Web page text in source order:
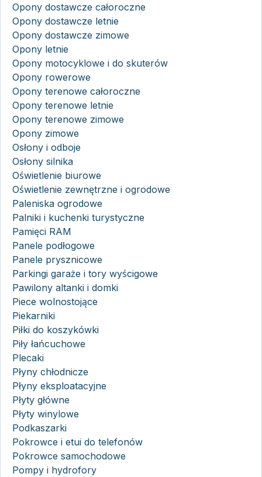
Opony dostawcze całoroczne
Opony dostawcze letnie
Opony dostawcze zimowe
Opony letnie
Opony motocyklowe i do skuterów
Opony rowerowe
Opony terenowe całoroczne
Opony terenowe letnie
Opony terenowe zimowe
Opony zimowe
Osłony i odboje
Osłony silnika
Oświetlenie biurowe
Oświetlenie zewnętrzne i ogrodowe
Paleniska ogrodowe
Palniki i kuchenki turystyczne
Pamięci RAM
Panele podłogowe
Panele prysznicowe
Parkingi garaże i tory wyścigowe
Pawilony altanki i domki
Piece wolnostojące
Piekarniki
Piłki do koszykówki
Piły łańcuchowe
Plecaki
Płyny chłodnicze
Płyny eksploatacyjne
Płyty główne
Płyty winylowe
Podkaszarki
Pokrowce i etui do telefonów
Pokrowce samochodowe
Pompy i hydrofory